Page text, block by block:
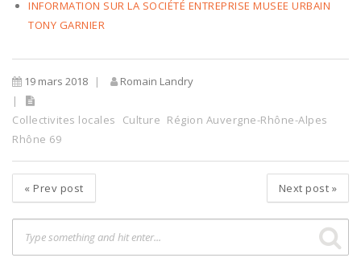
INFORMATION SUR LA SOCIÉTÉ ENTREPRISE MUSEE URBAIN
TONY GARNIER
19 mars 2018 Romain Landry
Collectivites locales Culture Région Auvergne-Rhône-Alpes
Rhône 69
« Prev post Next post »